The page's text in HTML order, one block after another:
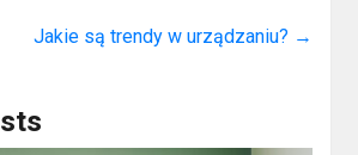
Jakie są trendy w urządzaniu? →